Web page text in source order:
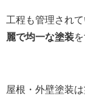
工程も管理されて
麗で均一な塗装
屋根・外壁塗装